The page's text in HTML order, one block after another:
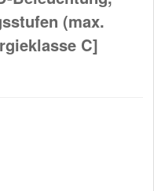
(max.
C]